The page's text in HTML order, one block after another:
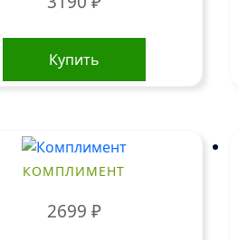
Купить
КОМПЛИМЕНТ
2699 ₽